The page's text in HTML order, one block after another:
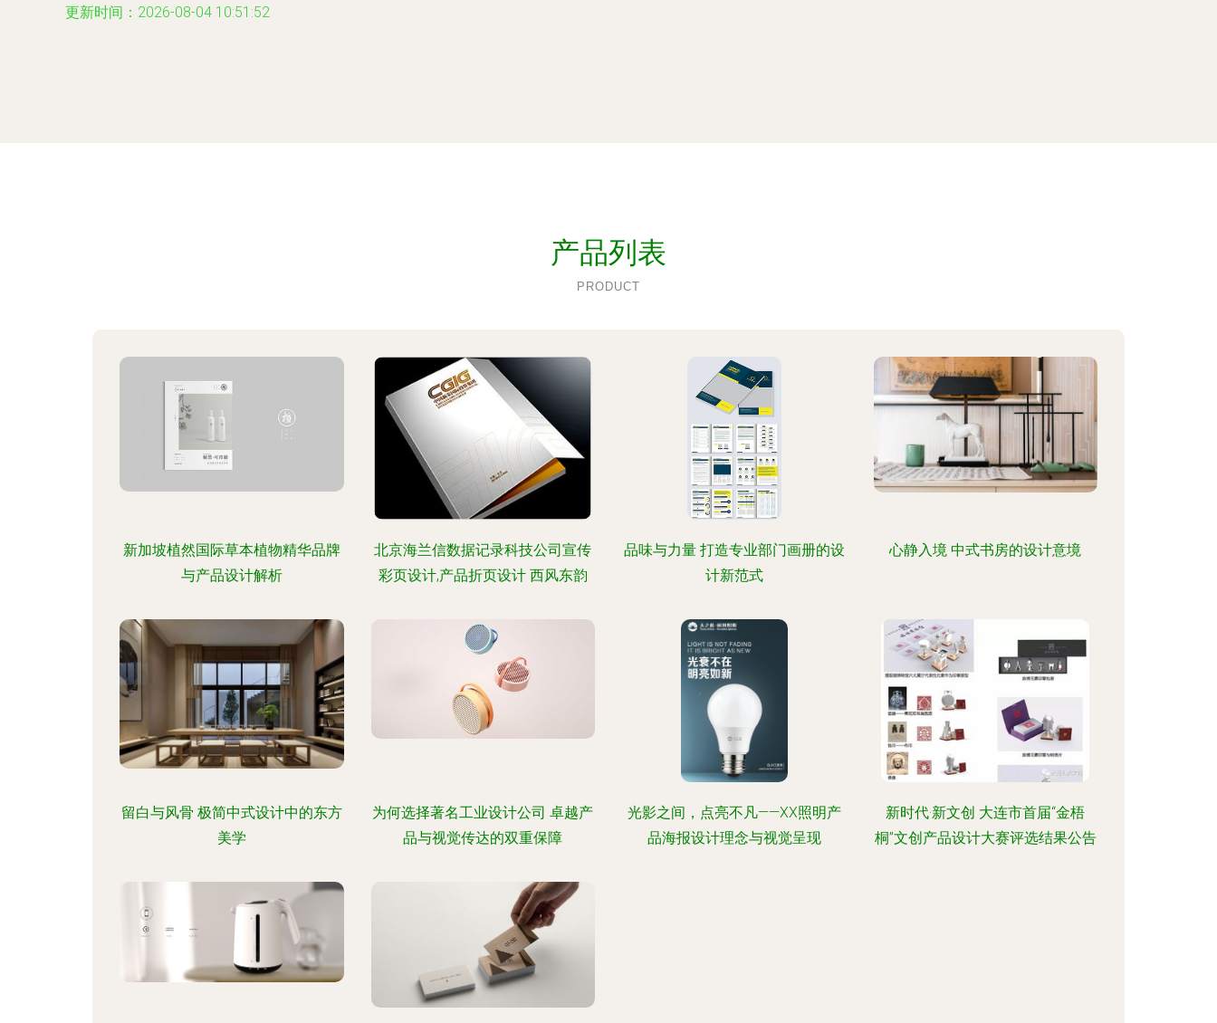
更新时间：2026-08-04 10:51:52
产品列表
PRODUCT
新加坡植然国际草本植物精华品牌
与产品设计解析
北京海兰信数据记录科技公司宣传
彩页设计,产品折页设计 西风东韵
品味与力量 打造专业部门画册的设
计新范式
心静入境 中式书房的设计意境
留白与风骨 极简中式设计中的东方
美学
为何选择著名工业设计公司 卓越产
品与视觉传达的双重保障
光影之间，点亮不凡——XX照明产
品海报设计理念与视觉呈现
新时代·新文创 大连市首届“金梧
桐”文创产品设计大赛评选结果公告